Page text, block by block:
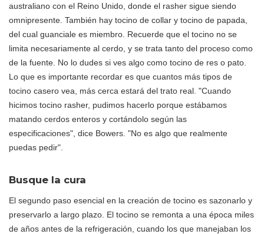
australiano con el Reino Unido, donde el rasher sigue siendo
omnipresente. También hay tocino de collar y tocino de papada,
del cual guanciale es miembro. Recuerde que el tocino no se
limita necesariamente al cerdo, y se trata tanto del proceso como
de la fuente. No lo dudes si ves algo como tocino de res o pato.
Lo que es importante recordar es que cuantos más tipos de
tocino casero vea, más cerca estará del trato real. "Cuando
hicimos tocino rasher, pudimos hacerlo porque estábamos
matando cerdos enteros y cortándolo según las
especificaciones", dice Bowers. "No es algo que realmente
puedas pedir".
Busque la cura
El segundo paso esencial en la creación de tocino es sazonarlo y
preservarlo a largo plazo. El tocino se remonta a una época miles
de años antes de la refrigeración, cuando los que manejaban los